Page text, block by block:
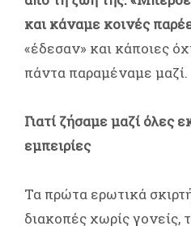
και κάναμε κοινές
«έδεσαν» και κάποιες
πάντα παραμέναμε μαζί.
Γιατί ζήσαμε μαζί όλες
εμπειρίες
Τα πρώτα ερωτικά
διακοπές χωρίς γονείς,